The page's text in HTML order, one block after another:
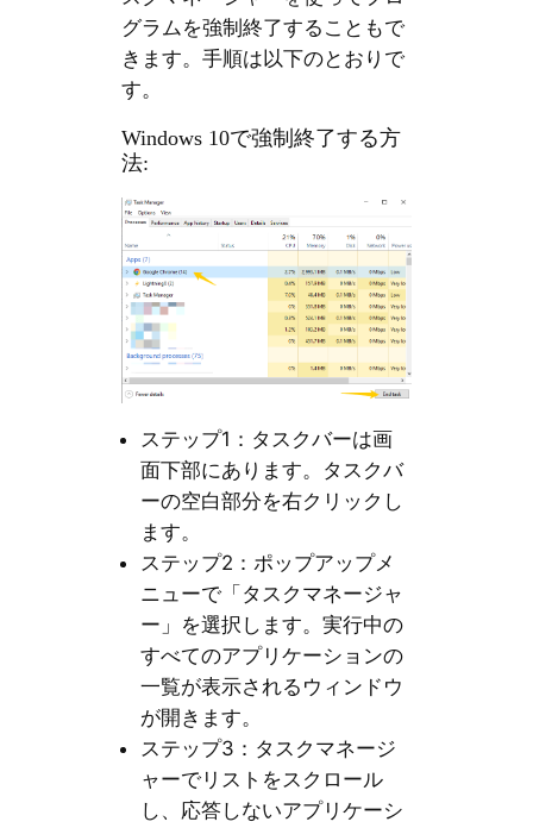
グラムを強制終了することもで
きます。手順は以下のとおりで
す。
Windows 10で強制終了する方
法:
ステップ1：タスクバーは画
面下部にあります。タスクバ
ーの空白部分を右クリックし
ます。
ステップ2：ポップアップメ
ニューで「タスクマネージャ
ー」を選択します。実行中の
すべてのアプリケーションの
一覧が表示されるウィンドウ
が開きます。
ステップ3：タスクマネージ
ャーでリストをスクロール
し、応答しないアプリケーシ